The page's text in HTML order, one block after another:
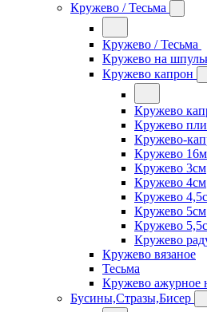
Кружево / Тесьма
Кружево / Тесьма
Кружево на
Кружево капрон
Кружево
Кружево
Кружево-
Кружево
Кружево 3см
Кружево 4см
Кружево
Кружево 5см
Кружево
Кружево
Кружево вязаное
Тесьма
Кружево ажурное
Бусины,Стразы,Бисер